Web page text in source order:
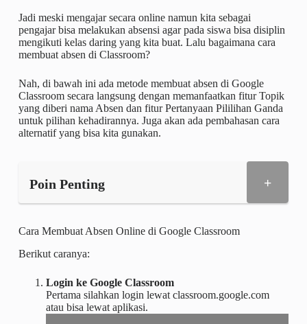
Jadi meski mengajar secara online namun kita sebagai
pengajar bisa melakukan absensi agar pada siswa bisa disiplin
mengikuti kelas daring yang kita buat. Lalu bagaimana cara
membuat absen di Classroom?
Nah, di bawah ini ada metode membuat absen di Google
Classroom secara langsung dengan memanfaatkan fitur Topik
yang diberi nama Absen dan fitur Pertanyaan Pililihan Ganda
untuk pilihan kehadirannya. Juga akan ada pembahasan cara
alternatif yang bisa kita gunakan.
Poin Penting +
Cara Membuat Absen Online di Google Classroom
Berikut caranya:
Login ke Google Classroom
Pertama silahkan login lewat classroom.google.com
atau bisa lewat aplikasi.